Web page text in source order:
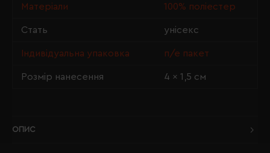
Матеріали 100% поліестер
Стать унісекс
Індивідуальна упаковка п/е пакет
Розмір нанесення 4 × 1,5 см
ОПИС